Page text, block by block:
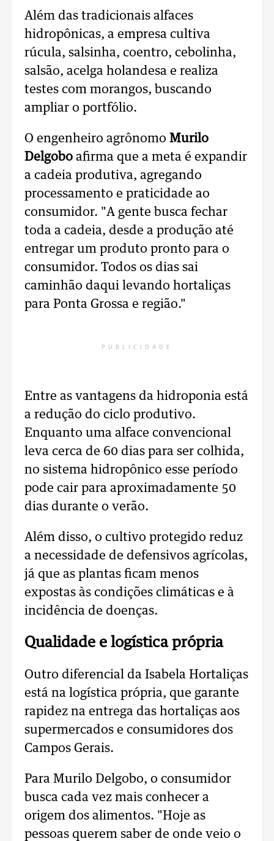
Além das tradicionais alfaces
hidropônicas, a empresa cultiva
rúcula, salsinha, coentro, cebolinha,
salsão, acelga holandesa e realiza
testes com morangos, buscando
ampliar o portfólio.
O engenheiro agrônomo Murilo
Delgobo afirma que a meta é expandir
a cadeia produtiva, agregando
processamento e praticidade ao
consumidor. "A gente busca fechar
toda a cadeia, desde a produção até
entregar um produto pronto para o
consumidor. Todos os dias sai
caminhão daqui levando hortaliças
para Ponta Grossa e região."
PUBLICIDADE
Entre as vantagens da hidroponia está
a redução do ciclo produtivo.
Enquanto uma alface convencional
leva cerca de 60 dias para ser colhida,
no sistema hidropônico esse período
pode cair para aproximadamente 50
dias durante o verão.
Além disso, o cultivo protegido reduz
a necessidade de defensivos agrícolas,
já que as plantas ficam menos
expostas às condições climáticas e à
incidência de doenças.
Qualidade e logística própria
Outro diferencial da Isabela Hortaliças
está na logística própria, que garante
rapidez na entrega das hortaliças aos
supermercados e consumidores dos
Campos Gerais.
Para Murilo Delgobo, o consumidor
busca cada vez mais conhecer a
origem dos alimentos. "Hoje as
pessoas querem saber de onde veio o